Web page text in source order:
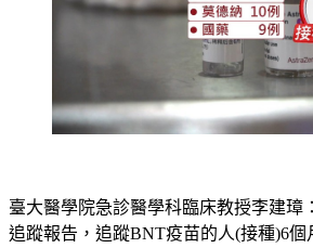
臺大醫學院急診醫學科臨床教授李建璋